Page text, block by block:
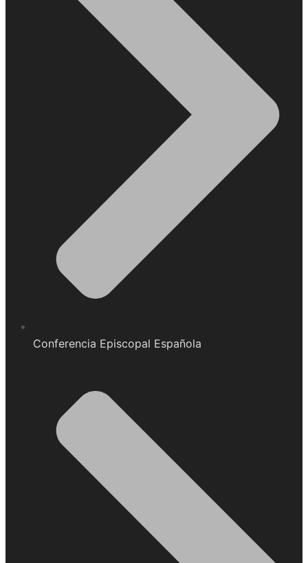
Conferencia Episcopal Española